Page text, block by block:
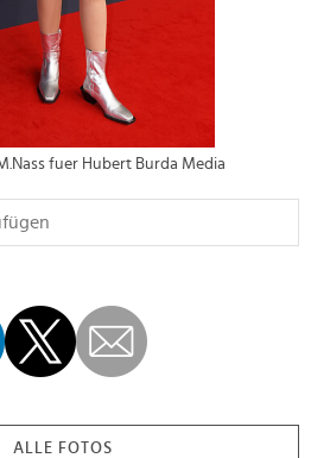
fuer Hubert Burda Media
ALLE FOTOS